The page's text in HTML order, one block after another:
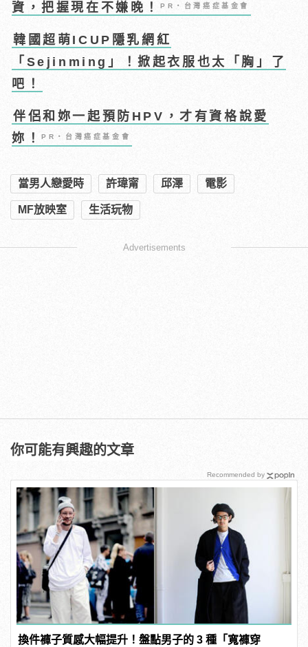
資，把握現在不嫌晚！PR・台灣癌症基金會
韓國超萌ICUP隱乳網紅
「Sejinming」！掀起衣服也太「胸」了
吧！
伴侶和妳一起預防HPV，才有資格說愛
妳！PR・台灣癌症基金會
當男人戀愛時 許瑋甯 邱澤 電影
MF放映室 生活玩物
Advertisements
你可能有興趣的文章
換件褲子質感大幅提升！盤點男子的 3 種「寬褲穿
Recommended by